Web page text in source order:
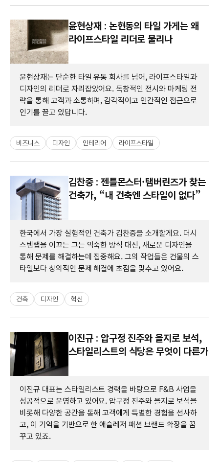
윤현상재 : 논현동의 타일 가게는 왜
라이프스타일 리더로 불리나
윤현상재는 단순한 타일 유통 회사를 넘어, 라이프스타일과
디자인의 리더로 자리잡았어요. 독창적인 전시와 마케팅 전
략을 통해 고객과 소통하며, 감각적이고 인간적인 접근으로
인기를 끌고 있답니다.
비즈니스 디자인 인테리어 라이프스타일
김찬중 : 젠틀몬스터·탬버린즈가 찾는
건축가, “내 건축엔 스타일이 없다”
한국에서 가장 실험적인 건축가 김찬중을 소개할게요. 더시
스템랩을 이끄는 그는 익숙한 방식 대신, 새로운 디자인을
통해 문제를 해결하는데 집중해요. 그의 작업들은 건물의 스
타일보다 창의적인 문제 해결에 초점을 맞추고 있어요.
건축 디자인 혁신
이진규 : 압구정 진주와 을지로 보석,
스타일리스트의 식당은 무엇이 다른가
이진규 대표는 스타일리스트 경력을 바탕으로 F&B 사업을
성공적으로 운영하고 있어요. 압구정 진주와 을지로 보석을
비롯해 다양한 공간을 통해 고객에게 특별한 경험을 선사하
고, 이 기억을 기반으로 한 애슬레저 패션 브랜드 확장을 꿈
꾸고 있죠.